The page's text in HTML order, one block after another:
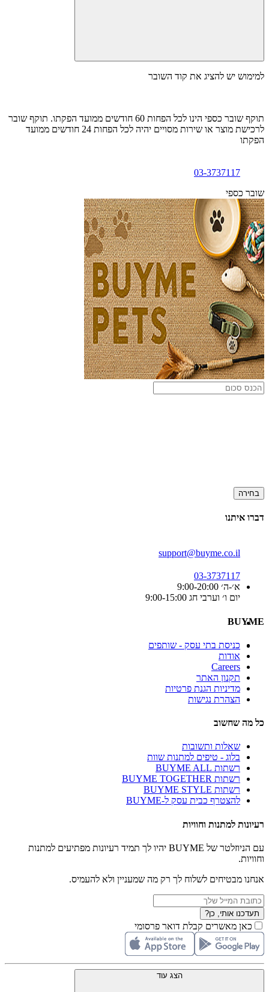
למימוש יש להציג את קוד השובר
תוקף שובר כספי הינו לכל הפחות 60 חודשים ממועד הפקתו. תוקף שובר
לרכישת מוצר או שירות מסויים יהיה לכל הפחות 24 חודשים ממועד
הפקתו
03-3737117
שובר כספי
בחירה
דברו איתנו
support@buyme.co.il
03-3737117
א׳-ה׳ 9:00-20:00
יום ו׳ וערבי חג 9:00-15:00
BUYME
כניסת בתי עסק - שותפים
אודות
Careers
תקנון האתר
מדיניות הגנת פרטיות
הצהרת נגישות
כל מה שחשוב
שאלות ותשובות
בלוג - טיפים למתנות שוות
רשתות BUYME ALL
רשתות BUYME TOGETHER
רשתות BUYME STYLE
להצטרף כבית עסק ל-BUYME
רעיונות למתנות וחוויות
עם הניוזלטר של BUYME יהיו לך תמיד רעיונות מפתיעים למתנות
וחוויות.
אנחנו מבטיחים לשלוח לך רק מה שמעניין ולא להעמיס.
תעדכנו אותי, כן?
כאן מאשרים קבלת דואר פרסומי
הצג עוד